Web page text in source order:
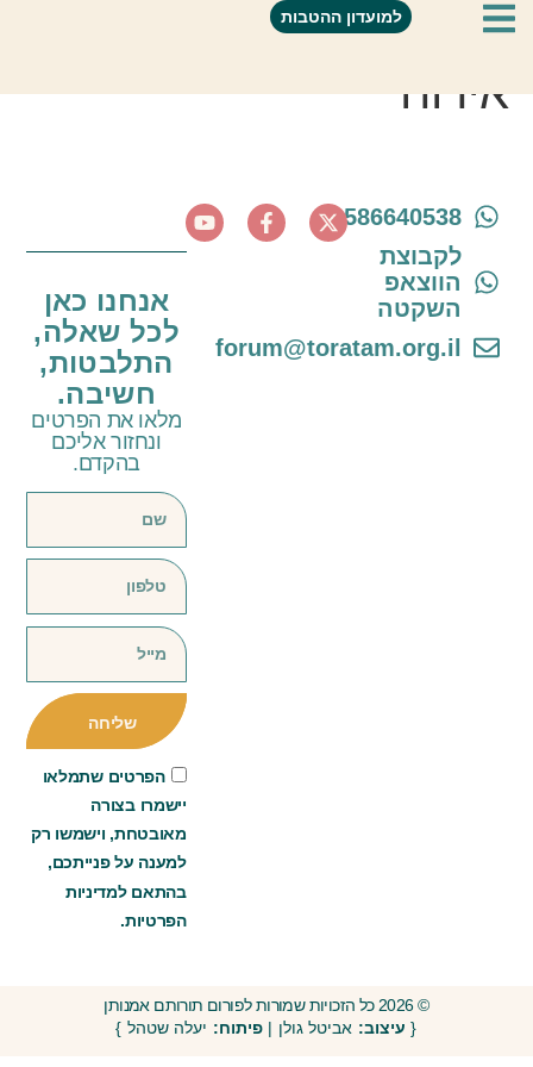
למועדון ההטבות
מדמון במירון- חדרי
אירוח
0586640538
לקבוצת
הווצאפ
השקטה
forum@toratam.org.il
אנחנו כאן
לכל שאלה,
התלבטות,
חשיבה.
מלאו את הפרטים
ונחזור אליכם
בהקדם.
הפרטים שתמלאו
יישמרו בצורה
מאובטחת, וישמשו רק
למענה על פנייתכם,
בהתאם למדיניות
הפרטיות.
שליחה
© 2026 כל הזכויות שמורות לפורום תורותם אמנותן
{ עיצוב: אביטל גולן | פיתוח: יעלה שטהל }